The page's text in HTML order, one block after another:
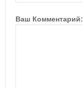
Ваш Комментарий: